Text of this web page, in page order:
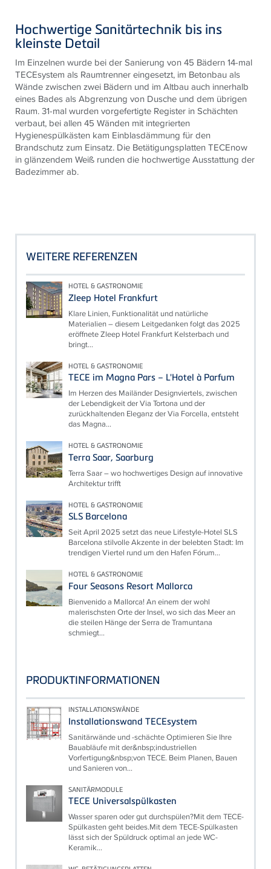
Hochwertige Sanitärtechnik bis ins
kleinste Detail
Im Einzelnen wurde bei der Sanierung von 45 Bädern 14-mal
TECEsystem als Raumtrenner eingesetzt, im Betonbau als
Wände zwischen zwei Bädern und im Altbau auch innerhalb
eines Bades als Abgrenzung von Dusche und dem übrigen
Raum. 31-mal wurden vorgefertigte Register in Schächten
verbaut, bei allen 45 Wänden mit integrierten
Hygienespülkästen kam Einblasdämmung für den
Brandschutz zum Einsatz. Die Betätigungsplatten TECEnow
in glänzendem Weiß runden die hochwertige Ausstattung der
Badezimmer ab.
WEITERE REFERENZEN
HOTEL & GASTRONOMIE
Zleep Hotel Frankfurt
Klare Linien, Funktionalität und natürliche
Materialien – diesem Leitgedanken folgt das 2025
eröffnete Zleep Hotel Frankfurt Kelsterbach und
bringt...
HOTEL & GASTRONOMIE
TECE im Magna Pars – L'Hotel à Parfum
Im Herzen des Mailänder Designviertels, zwischen
der Lebendigkeit der Via Tortona und der
zurückhaltenden Eleganz der Via Forcella, entsteht
das Magna...
HOTEL & GASTRONOMIE
Terra Saar, Saarburg
Terra Saar – wo hochwertiges Design auf innovative
Architektur trifft
HOTEL & GASTRONOMIE
SLS Barcelona
Seit April 2025 setzt das neue Lifestyle-Hotel SLS
Barcelona stilvolle Akzente in der belebten Stadt: Im
trendigen Viertel rund um den Hafen Fórum...
HOTEL & GASTRONOMIE
Four Seasons Resort Mallorca
Bienvenido a Mallorca! An einem der wohl
malerischsten Orte der Insel, wo sich das Meer an
die steilen Hänge der Serra de Tramuntana
schmiegt...
PRODUKTINFORMATIONEN
INSTALLATIONSWÄNDE
Installationswand TECEsystem
Sanitärwände und -schächte Optimieren Sie Ihre
Bauabläufe mit der&nbsp;industriellen
Vorfertigung&nbsp;von TECE. Beim Planen, Bauen
und Sanieren von...
SANITÄRMODULE
TECE Universalspülkasten
Wasser sparen oder gut durchspülen?Mit dem TECE-
Spülkasten geht beides.Mit dem TECE-Spülkasten
lässt sich der Spüldruck optimal an jede WC-
Keramik...